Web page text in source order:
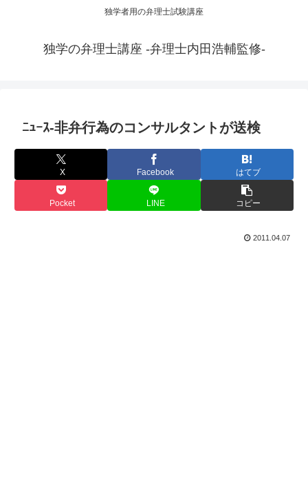
独学者用の弁理士試験講座
独学の弁理士講座 -弁理士内田浩輔監修-
ﾆｭｰｽ-非弁行為のコンサルタントが送検
X Facebook はてブ
Pocket LINE コピー
2011.04.07